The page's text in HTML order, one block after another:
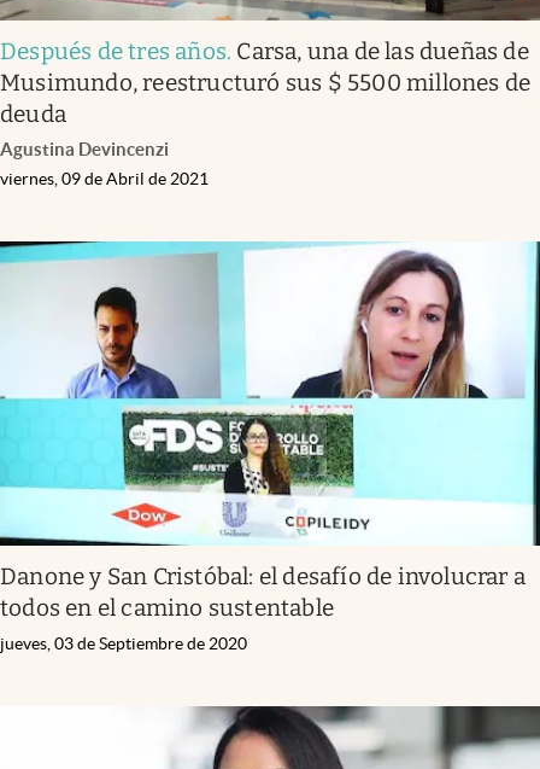
Después de tres años. Carsa, una de las dueñas de
Musimundo, reestructuró sus $ 5500 millones de
deuda
Agustina Devincenzi
viernes, 09 de Abril de 2021
Danone y San Cristóbal: el desafío de involucrar a
todos en el camino sustentable
jueves, 03 de Septiembre de 2020